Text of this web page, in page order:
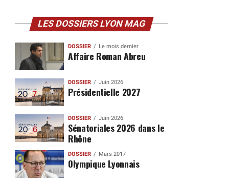
LES DOSSIERS LYON MAG
DOSSIER Le mois dernier
Affaire Roman Abreu
DOSSIER Juin 2026
Présidentielle 2027
DOSSIER Juin 2026
Sénatoriales 2026 dans le
Rhône
DOSSIER Mars 2017
Olympique Lyonnais